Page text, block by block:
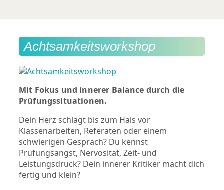
Achtsamkeitsworkshop
Mit Fokus und innerer Balance durch die
Prüfungssituationen.
Dein Herz schlägt bis zum Hals vor
Klassenarbeiten, Referaten oder einem
schwierigen Gespräch? Du kennst
Prüfungsangst, Nervosität, Zeit- und
Leistungsdruck? Dein innerer Kritiker macht dich
fertig und klein?